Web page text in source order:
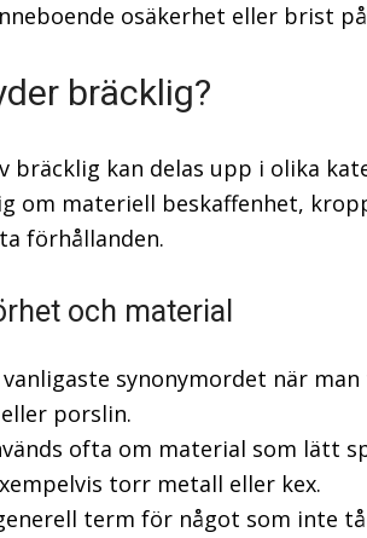
osäkerhet eller brist
bräcklig?
bräcklig kan delas upp i olika
om materiell beskaffenhet,
förhållanden.
och material
vanligaste synonymordet när
porslin.
ofta om material som lätt
torr metall eller kex.
term för något som inte